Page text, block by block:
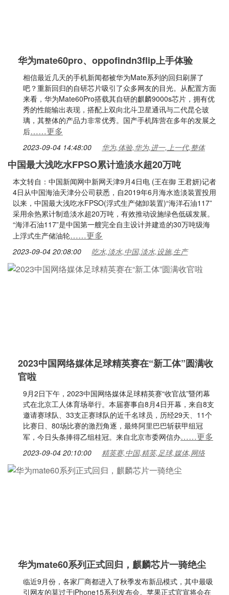
华为mate60pro、oppofindn3flip上手体验
相信最近几天的手机新闻都被华为Mate系列的回归刷屏了
吧？重新回归的自研芯片吸引了众多网友的目光。从配置方面
来看，华为Mate60Pro搭载其自研的麒麟9000s芯片，拥有优
秀的性能输出表现，搭配上双向北斗卫星通讯与二代昆仑玻
璃，其整体的产品力非常优秀。国产手机阵营在多年的发展之
后……更多
2023-09-04 14:48:00 华为,体验,华为,进一,上一代,整体
中国最大浅吃水FPSO累计造淡水超20万吨
本文转自：中国新闻网中新网天津9月4日电 (王在御 王君妍)记者
4日从中国海油天津分公司获悉，自2019年6月海水造淡装置投用
以来，中国最大浅吃水FPSO(浮式生产储卸装置)“海洋石油117”
采用余热累计制造淡水超20万吨，有效推动设施绿色低碳发展。
“海洋石油117”是中国第一艘完全自主设计并建造的30万吨级海
上浮式生产储油轮……更多
2023-09-04 20:08:00 吃水,淡水,中国,淡水,设施,生产
2023中国网络媒体足球精英赛在“新工体”圆满收
官啦
9月2日下午，2023中国网络媒体足球精英赛“收官战”暨闭幕
式在北京工人体育场举行。本届赛事自8月4日开幕，来自8支
邀请赛球队、33支正赛球队的近千名球员，历经29天、11个
比赛日、80场比赛的激烈角逐，最终阿里巴巴斩获甲组冠
军，今日头条捧得乙组桂冠。来自北京市委网信办……更多
2023-09-04 20:10:00 精英赛,中国,精英,足球,媒体,网络
华为mate60系列正式回归，麒麟芯片一骑绝尘
临近9月份，各家厂商都进入了秋季发布新品模式，其中最吸
引网友的莫过于iPhone15系列发布会。苹果正式官宣将会在